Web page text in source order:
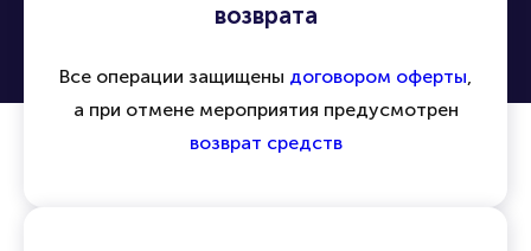
возврата
Все операции защищены договором оферты,
а при отмене мероприятия предусмотрен
возврат средств